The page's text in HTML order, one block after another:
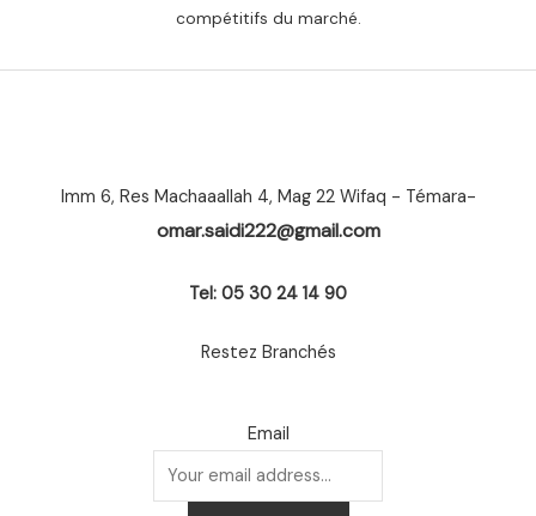
compétitifs du marché.
Imm 6, Res Machaaallah 4, Mag 22 Wifaq - Témara-
omar.saidi222@gmail.com
Tel: 05 30 24 14 90
Restez Branchés
Email